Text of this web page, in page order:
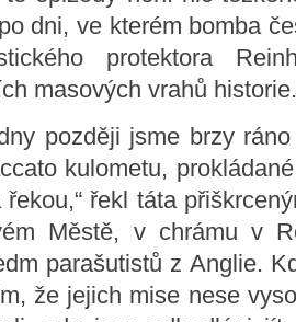
dni, ve kterém bomba
protektora
masových vrahů historie.
později jsme brzy
kulometu,
řekl táta
Městě, v chrámu v
parašutistů z Anglie.
že jejich mise nese